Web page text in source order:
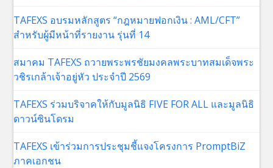
TAFEXS อบรมหลักสูตร “กฎหมายฟอกเงิน : AML/CFT”
สำหรับผู้มีหน้าที่รายงาน รุ่นที่ 14
สมาคม TAFEXS ถวายพระพรชัยมงคลพระบาทสมเด็จพระ
วชิรเกล้าเจ้าอยู่หัว ประจำปี 2569
TAFEXS ร่วมบริจาคให้กับมูลนิธิ FIVE FOR ALL และมูลนิธิ
ดาวน์ซินโดรม
TAFEXS เข้าร่วมการประชุมชี้แจงโครงการ PromptBiZ
ภาคเอกชน